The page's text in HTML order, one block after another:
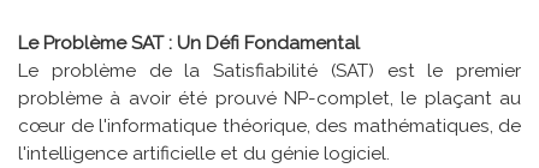
Le Problème SAT : Un Défi Fondamental
Le problème de la Satisfiabilité (SAT) est le premier
problème à avoir été prouvé NP-complet, le plaçant au
cœur de l'informatique théorique, des mathématiques, de
l'intelligence artificielle et du génie logiciel.